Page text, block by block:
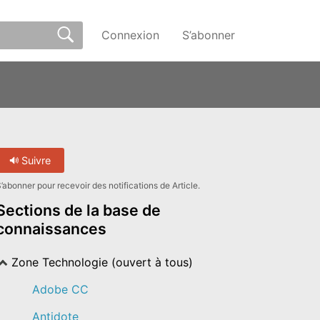
Connexion S’abonner
Suivre
pour recevoir des notifications de Article.
de la base de
Zone Technologie (ouvert à tous)
Adobe CC
Antidote